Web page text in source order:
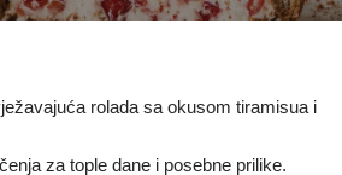
rolada sa okusom tiramisua i
za tople dane i posebne prilike.